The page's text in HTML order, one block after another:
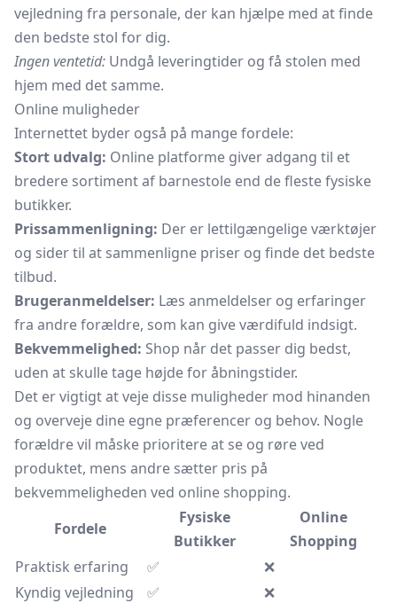
vejledning fra personale, der kan hjælpe med at finde
den bedste stol for dig.
Ingen ventetid: Undgå leveringtider og få stolen med
hjem med det samme.
Online muligheder
Internettet byder også på mange fordele:
Stort udvalg: Online platforme giver adgang til et
bredere sortiment af barnestole end de fleste fysiske
butikker.
Prissammenligning: Der er lettilgængelige værktøjer
og sider til at sammenligne priser og finde det bedste
tilbud.
Brugeranmeldelser: Læs anmeldelser og erfaringer
fra andre forældre, som kan give værdifuld indsigt.
Bekvemmelighed: Shop når det passer dig bedst,
uden at skulle tage højde for åbningstider.
Det er vigtigt at veje disse muligheder mod hinanden
og overveje dine egne præferencer og behov. Nogle
forældre vil måske prioritere at se og røre ved
produktet, mens andre sætter pris på
bekvemmeligheden ved online shopping.
Fordele
Fysiske
Butikker
Online
Shopping
Praktisk erfaring
✅
❌
Kyndig vejledning
✅
❌